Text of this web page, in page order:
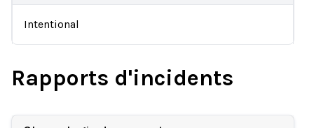
Intentional
Rapports d'incidents